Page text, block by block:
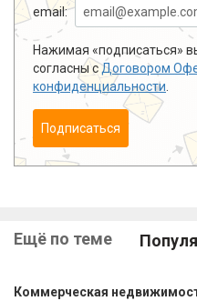
email:
Нажимая «подписаться»
согласны сДоговором
конфиденциальности
Подписаться
Ещё по теме
Коммерческая